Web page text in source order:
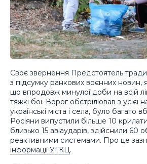
Своє звернення Предстоятель
з підсумку ранкових воєнних новин,
що впродовж минулої доби на всій
тяжкі бої. Ворог обстрілював з усієї
українські міста і села, було багато
Росіяни випустили більше 10
близько 15 авіаударів, здійснили 60
реактивними системами. Про це
інформації УГКЦ.